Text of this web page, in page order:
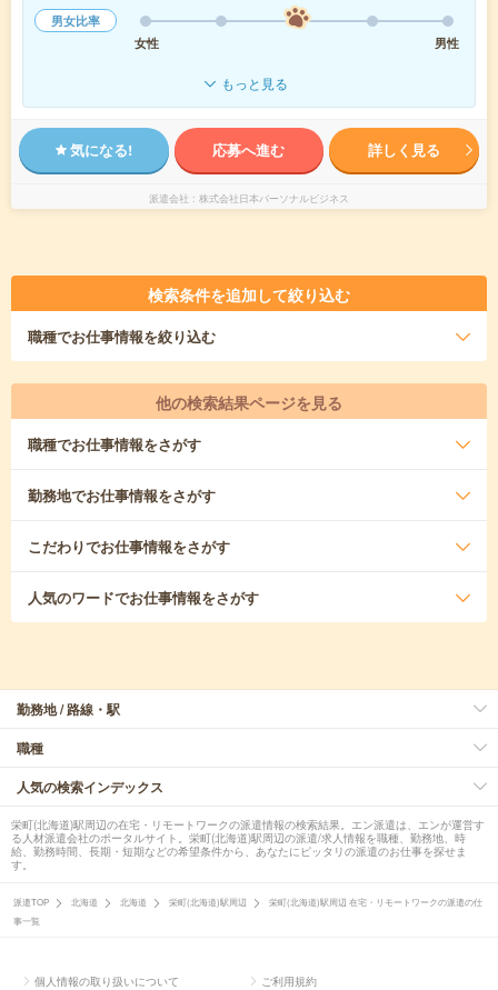
男女比率
女性
男性
もっと見る
気になる! 応募へ進む 詳しく見る
派遣会社 株式会社日本パーソナルビジネス
検索条件を追加して絞り込む
職種でお仕事情報を絞り込む
他の検索結果ページを見る
職種でお仕事情報をさがす
勤務地でお仕事情報をさがす
こだわりでお仕事情報をさがす
人気のワードでお仕事情報をさがす
勤務地 / 路線・駅
職種
人気の検索インデックス
栄町(北海道)駅周辺の在宅・リモートワークの派遣情報の検索結果。エン派遣は、エンが運営す
る人材派遣会社のポータルサイト。栄町(北海道)駅周辺の派遣/求人情報を職種、勤務地、時
給、勤務時間、長期・短期などの希望条件から、あなたにピッタリの派遣のお仕事を探せま
す。
派遣TOP 北海道 北海道 栄町(北海道)駅周辺
栄町(北海道)駅周辺 在宅・リモートワークの派遣の仕
事一覧
個人情報の取り扱いについて ご利用規約